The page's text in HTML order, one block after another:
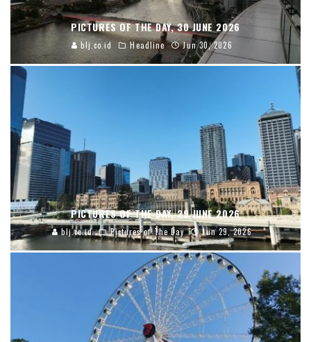
PICTURES OF THE DAY, 30 JUNE 2026
blj.co.id Headline Jun 30, 2026
PICTURES OF THE DAY, 29 JUNE 2026
blj.co.id Pictures of The Day Jun 29, 2026